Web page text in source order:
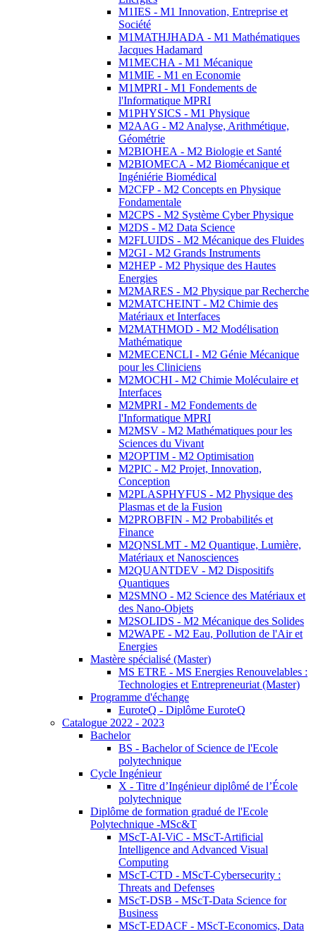
M1IES - M1 Innovation, Entreprise et
Société
M1MATHJHADA - M1 Mathématiques
Jacques Hadamard
M1MECHA - M1 Mécanique
M1MIE - M1 en Economie
M1MPRI - M1 Fondements de
l'Informatique MPRI
M1PHYSICS - M1 Physique
M2AAG - M2 Analyse, Arithmétique,
Géométrie
M2BIOHEA - M2 Biologie et Santé
M2BIOMECA - M2 Biomécanique et
Ingéniérie Biomédical
M2CFP - M2 Concepts en Physique
Fondamentale
M2CPS - M2 Système Cyber Physique
M2DS - M2 Data Science
M2FLUIDS - M2 Mécanique des Fluides
M2GI - M2 Grands Instruments
M2HEP - M2 Physique des Hautes
Energies
M2MARES - M2 Physique par Recherche
M2MATCHEINT - M2 Chimie des
Matériaux et Interfaces
M2MATHMOD - M2 Modélisation
Mathématique
M2MECENCLI - M2 Génie Mécanique
pour les Cliniciens
M2MOCHI - M2 Chimie Moléculaire et
Interfaces
M2MPRI - M2 Fondements de
l'Informatique MPRI
M2MSV - M2 Mathématiques pour les
Sciences du Vivant
M2OPTIM - M2 Optimisation
M2PIC - M2 Projet, Innovation,
Conception
M2PLASPHYFUS - M2 Physique des
Plasmas et de la Fusion
M2PROBFIN - M2 Probabilités et
Finance
M2QNSLMT - M2 Quantique, Lumière,
Matériaux et Nanosciences
M2QUANTDEV - M2 Dispositifs
Quantiques
M2SMNO - M2 Science des Matériaux et
des Nano-Objets
M2SOLIDS - M2 Mécanique des Solides
M2WAPE - M2 Eau, Pollution de l'Air et
Energies
Mastère spécialisé (Master)
MS ETRE - MS Energies Renouvelables :
Technologies et Entrepreneuriat (Master)
Programme d'échange
EuroteQ - Diplôme EuroteQ
Catalogue 2022 - 2023
Bachelor
BS - Bachelor of Science de l'Ecole
polytechnique
Cycle Ingénieur
X - Titre d’Ingénieur diplômé de l’École
polytechnique
Diplôme de formation gradué de l'Ecole
Polytechnique -MSc&T
MScT-AI-ViC - MScT-Artificial
Intelligence and Advanced Visual
Computing
MScT-CTD - MScT-Cybersecurity :
Threats and Defenses
MScT-DSB - MScT-Data Science for
Business
MScT-EDACF - MScT-Economics, Data